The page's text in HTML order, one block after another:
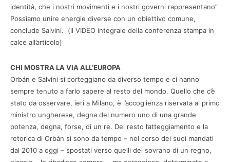
identità, che i nostri movimenti e i nostri governi rappresentano”
Possiamo unire energie diverse con un obiettivo comune,
conclude Salvini. (il VIDEO integrale della conferenza stampa in
calce all’articolo)
CHI MOSTRA LA VIA ALL’EUROPA
Orbán e Salvini si corteggiano da diverso tempo e ci hanno
sempre tenuto a farlo sapere al resto del mondo. Quello che c’è
stato da osservare, ieri a Milano, è l’accoglienza riservata al primo
ministro ungherese, degna del numero uno di una grande
potenza, degna, forse, di un re. Del resto l’atteggiamento e la
retorica di Orbán si sono da tempo – nel corso dei suoi mandati
dal 2010 a oggi – spostati verso quelli del sovrano di un regno,